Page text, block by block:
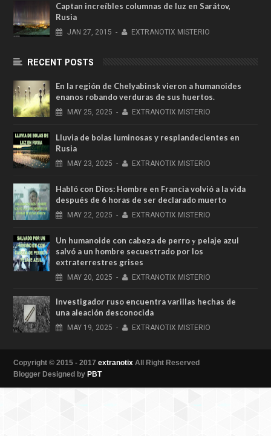
Captan increíbles columnas de luz en Sarátov,
Rusia
JAN 27, 2015 - EXTRANOTIX MISTERIO
RECENT POSTS
En la región de Chelyabinsk vieron a humanoides
enanos robando verduras de sus huertos.
MAY 25, 2025 - EXTRANOTIX MISTERIO
Lluvia de bolas luminosas y resplandecientes en
Rusia
MAY 23, 2025 - EXTRANOTIX MISTERIO
Habló con Dios: Hombre en Francia volvió a la vida
después de 6 horas de ser declarado muerto
MAY 22, 2025 - EXTRANOTIX MISTERIO
Un humanoide con cabeza de perro у pelaje azul
salvó a un hombre secuestrado por los
extraterrestres grises
MAY 20, 2025 - EXTRANOTIX MISTERIO
Investigador ruso encuentra varillas hechas de
una aleación desconocida
MAY 19, 2025 - EXTRANOTIX MISTERIO
Copyright © 2015 - 2017 extranotix All Right Reserved
Blogger Designed by PBT